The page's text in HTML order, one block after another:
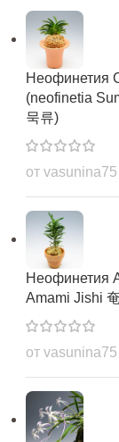
24 Фев 2022
Тэгыксон
№ 33
Неофинетия
(neofinetia
묵류)
от vasunina75
Неофинетия
Amami Jishi
от vasunina75